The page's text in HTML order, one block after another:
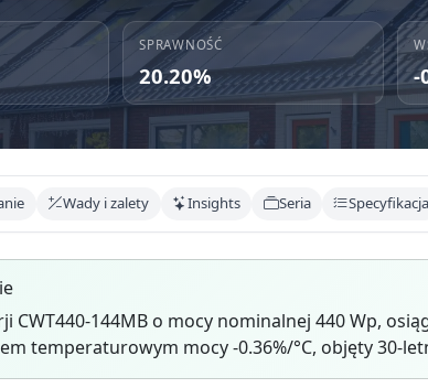
SPRAWNOŚĆ
20.20% -
Wady i zalety Insights Seria Specyfikacja
CWT440-144MB o mocy nominalnej 440 Wp,
temperaturowym mocy -0.36%/°C, objęty 30-